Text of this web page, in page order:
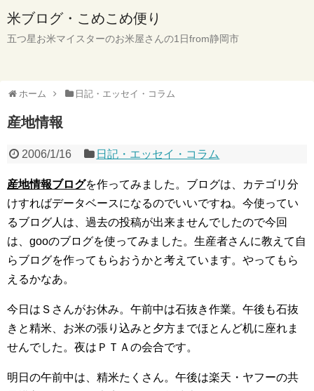
米ブログ・こめこめ便り
五つ星お米マイスターのお米屋さんの1日from静岡市
ホーム 日記・エッセイ・コラム
産地情報
2006/1/16 日記・エッセイ・コラム
産地情報ブログを作ってみました。ブログは、カテゴリ分
けすればデータベースになるのでいいですね。今使ってい
るブログ人は、過去の投稿が出来ませんでしたので今回
は、gooのブログを使ってみました。生産者さんに教えて自
らブログを作ってもらおうかと考えています。やってもら
えるかなあ。
今日はＳさんがお休み。午前中は石抜き作業。午後も石抜
きと精米、お米の張り込みと夕方までほとんど机に座れま
せんでした。夜はＰＴＡの会合です。
明日の午前中は、精米たくさん。午後は楽天・ヤフーの共